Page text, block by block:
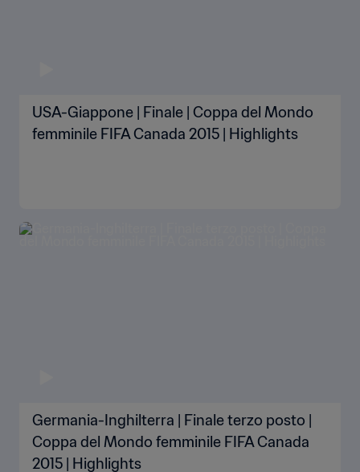
USA-Giappone | Finale | Coppa del Mondo
femminile FIFA Canada 2015 | Highlights
Germania-Inghilterra | Finale terzo posto |
Coppa del Mondo femminile FIFA Canada
2015 | Highlights